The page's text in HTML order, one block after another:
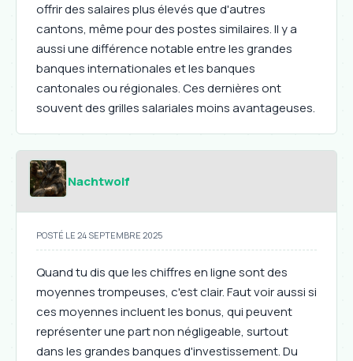
offrir des salaires plus élevés que d'autres
cantons, même pour des postes similaires. Il y a
aussi une différence notable entre les grandes
banques internationales et les banques
cantonales ou régionales. Ces dernières ont
souvent des grilles salariales moins avantageuses.
Nachtwolf
POSTÉ LE 24 SEPTEMBRE 2025
Quand tu dis que les chiffres en ligne sont des
moyennes trompeuses, c'est clair. Faut voir aussi si
ces moyennes incluent les bonus, qui peuvent
représenter une part non négligeable, surtout
dans les grandes banques d'investissement. Du